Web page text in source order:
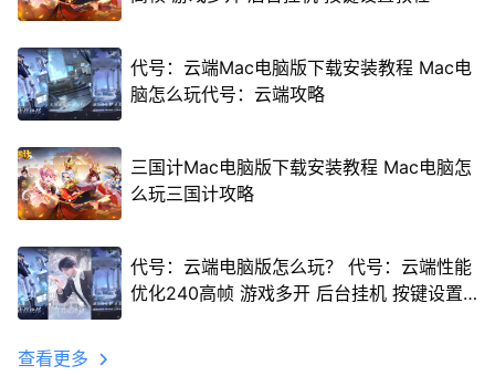
代号：云端Mac电脑版下载安装教程 Mac电
脑怎么玩代号：云端攻略
三国计Mac电脑版下载安装教程 Mac电脑怎
么玩三国计攻略
代号：云端电脑版怎么玩？ 代号：云端性能
优化240高帧 游戏多开 后台挂机 按键设置
查看更多